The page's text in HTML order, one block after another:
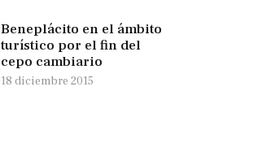
Beneplácito en el ámbito
turístico por el fin del
cepo cambiario
18 diciembre 2015